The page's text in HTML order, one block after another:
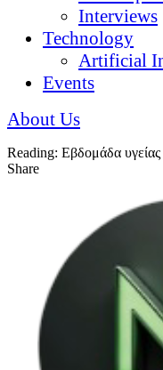
Interviews
Technology
Artificial
Events
About Us
Reading: Εβδομάδα
Share